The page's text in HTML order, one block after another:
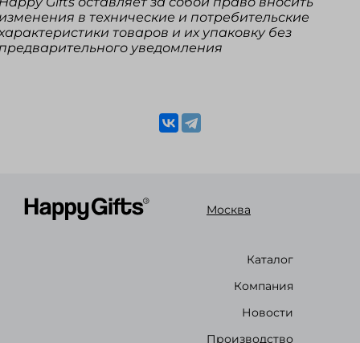
в технические и потребительские
товаров и их упаковку без
уведомления
Москва
Каталог
Компания
Новости
Производство